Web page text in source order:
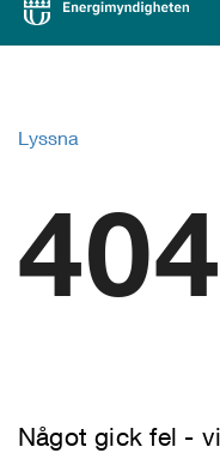
Lyssna
404
Något gick fel -